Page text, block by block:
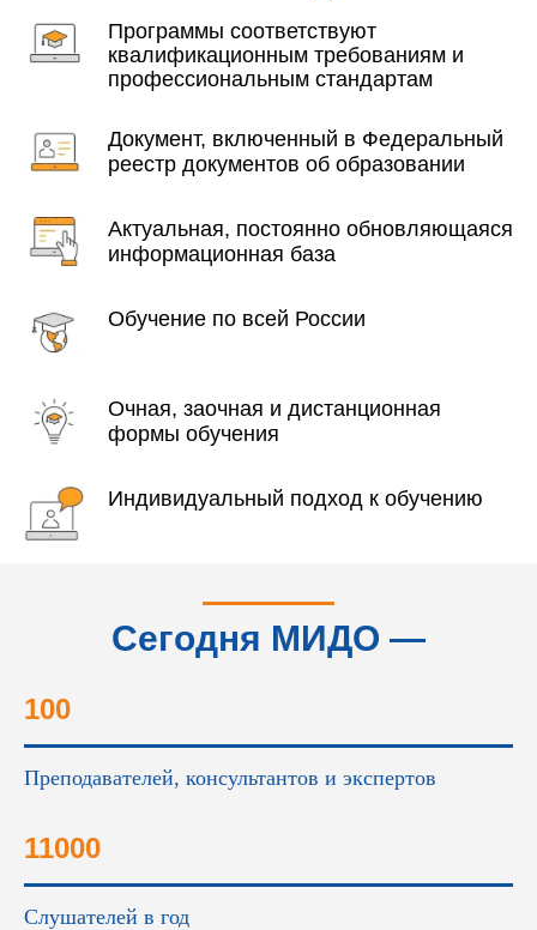
Программы соответствуют
квалификационным требованиям и
профессиональным стандартам
Документ, включенный в Федеральный
реестр документов об образовании
Актуальная, постоянно обновляющаяся
информационная база
Обучение по всей России
Очная, заочная и дистанционная
формы обучения
Индивидуальный подход к обучению
Сегодня МИДО —
100
Преподавателей, консультантов и экспертов
11000
Слушателей в год